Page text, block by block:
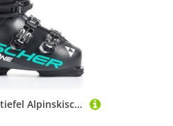
Skischuhe Skistiefel Alpinskischuhe Alpin-Skistiefel Alpinstiefel - Fischer RC One 8.5 - Flex 85 - Modell 2024 (Celeste, MP23.5 EU37 1/3)